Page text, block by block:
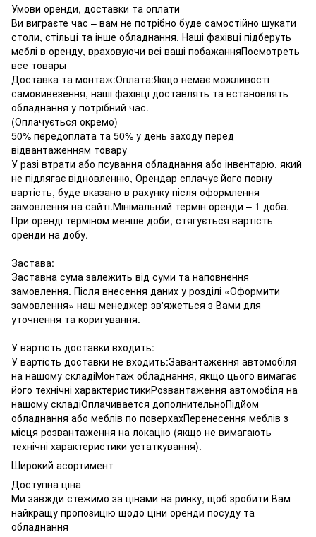
Умови оренди, доставки та оплати
Ви виграєте час – вам не потрібно буде самостійно шукати
столи, стільці та інше обладнання. Наші фахівці підберуть
меблі в оренду, враховуючи всі ваші побажанняПосмотреть
все товары
Доставка та монтаж:Оплата:Якщо немає можливості
самовивезення, наші фахівці доставлять та встановлять
обладнання у потрібний час.
(Оплачується окремо)
50% передоплата та 50% у день заходу перед
відвантаженням товару
У разі втрати або псування обладнання або інвентарю, який
не підлягає відновленню, Орендар сплачує його повну
вартість, буде вказано в рахунку після оформлення
замовлення на сайті.Мінімальний термін оренди – 1 доба.
При оренді терміном менше доби, стягується вартість
оренди на добу.
Застава:
Заставна сума залежить від суми та наповнення
замовлення. Після внесення даних у розділі «Оформити
замовлення» наш менеджер зв'яжеться з Вами для
уточнення та коригування.
У вартість доставки входить:
У вартість доставки не входить:Завантаження автомобіля
на нашому складіМонтаж обладнання, якщо цього вимагає
його технічні характеристикиРозвантаження автомобіля на
нашому складіОплачивается дополнительноПідйом
обладнання або меблів по поверхахПеренесення меблів з
місця розвантаження на локацію (якщо не вимагають
технічні характеристики устаткування).
Широкий асортимент
Доступна ціна
Ми завжди стежимо за цінами на ринку, щоб зробити Вам
найкращу пропозицію щодо ціни оренди посуду та
обладнання